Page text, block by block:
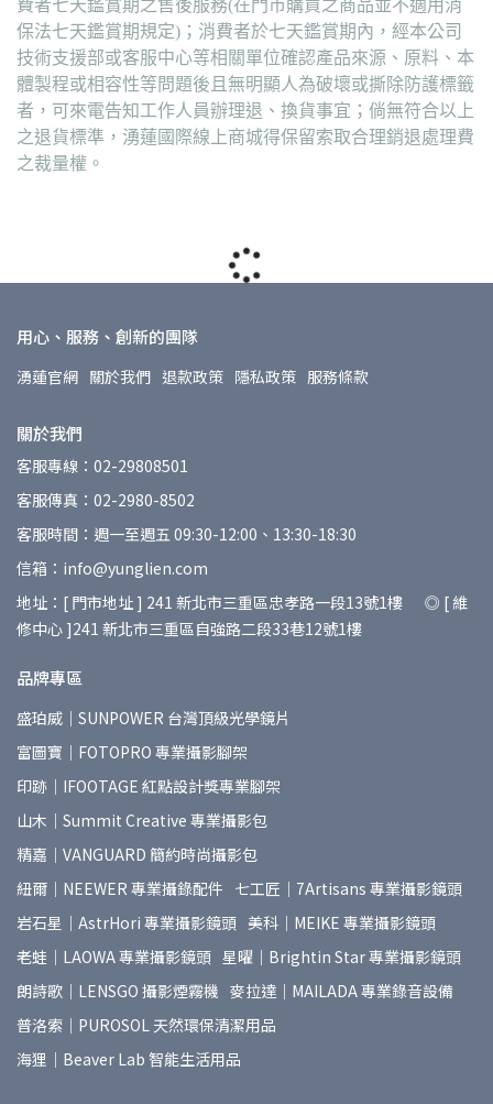
費者七天鑑賞期之售後服務(在門市購買之商品並不適用消
保法七天鑑賞期規定)；消費者於七天鑑賞期內，經本公司
技術支援部或客服中心等相關單位確認產品來源、原料、本
體製程或相容性等問題後且無明顯人為破壞或撕除防護標籤
者，可來電告知工作人員辦理退、換貨事宜；倘無符合以上
之退貨標準，湧蓮國際線上商城得保留索取合理銷退處理費
之裁量權。
用心、服務、創新的團隊
湧蓮官網 關於我們 退款政策 隱私政策 服務條款
關於我們
客服專線：02-29808501
客服傳真：02-2980-8502
客服時間：週一至週五 09:30-12:00、13:30-18:30
信箱：info@yunglien.com
地址：[ 門市地址 ] 241 新北市三重區忠孝路一段13號1樓 ◎ [ 維
修中心 ]241 新北市三重區自強路二段33巷12號1樓
品牌專區
盛珀威｜SUNPOWER 台灣頂級光學鏡片
富圖寶｜FOTOPRO 專業攝影腳架
印跡｜IFOOTAGE 紅點設計獎專業腳架
山木｜Summit Creative 專業攝影包
精嘉｜VANGUARD 簡約時尚攝影包
紐爾｜NEEWER 專業攝錄配件 七工匠｜7Artisans 專業攝影鏡頭
岩石星｜AstrHori 專業攝影鏡頭 美科｜MEIKE 專業攝影鏡頭
老蛙｜LAOWA 專業攝影鏡頭 星曜｜Brightin Star 專業攝影鏡頭
朗詩歌｜LENSGO 攝影煙霧機 麥拉達｜MAILADA 專業錄音設備
普洛索｜PUROSOL 天然環保清潔用品
海狸｜Beaver Lab 智能生活用品